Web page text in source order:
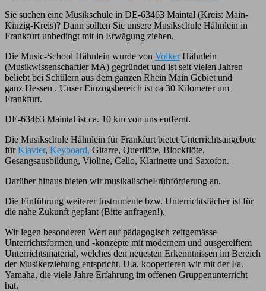
Sie suchen eine Musikschule in DE-63463 Maintal (Kreis: Main-
Kinzig-Kreis)? Dann sollten Sie unsere Musikschule Hähnlein in
Frankfurt unbedingt mit in Erwägung ziehen.
Die Music-School Hähnlein wurde von VolkerHähnlein
(Musikwissenschaftler MA) gegründet und ist seit vielen Jahren
beliebt bei Schülern aus dem ganzen Rhein Main Gebiet und
ganz Hessen . Unser Einzugsbereich ist ca 30 Kilometer um
Frankfurt.
DE-63463 Maintal ist ca. 10 km von uns entfernt.
Die Musikschule Hähnlein für Frankfurt bietet Unterrichtsangebote
fürKlavier, Keyboard, Gitarre, Querflöte, Blockflöte,
Gesangsausbildung, Violine, Cello, Klarinette und Saxofon.
Darüber hinaus bieten wir musikalischeFrühförderung an.
Die Einführung weiterer Instrumente bzw. Unterrichtsfächer ist für
die nahe Zukunft geplant (Bitte anfragen!).
Wir legen besonderen Wert auf pädagogisch zeitgemässe
Unterrichtsformen und -konzepte mit modernem und ausgereiftem
Unterrichtsmaterial, welches den neuesten Erkenntnissen im Bereich
der Musikerziehung entspricht. U.a. kooperieren wir mit der Fa.
Yamaha, die viele Jahre Erfahrung im offenen Gruppenunterricht
hat.